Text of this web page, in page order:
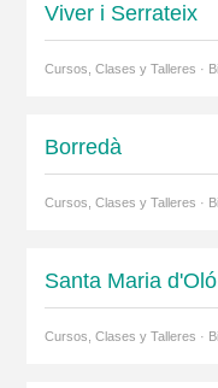
Viver i Serrateix
Cursos, Clases y Talleres ·
Borredà
Cursos, Clases y Talleres ·
Santa Maria d'Oló
Cursos, Clases y Talleres ·